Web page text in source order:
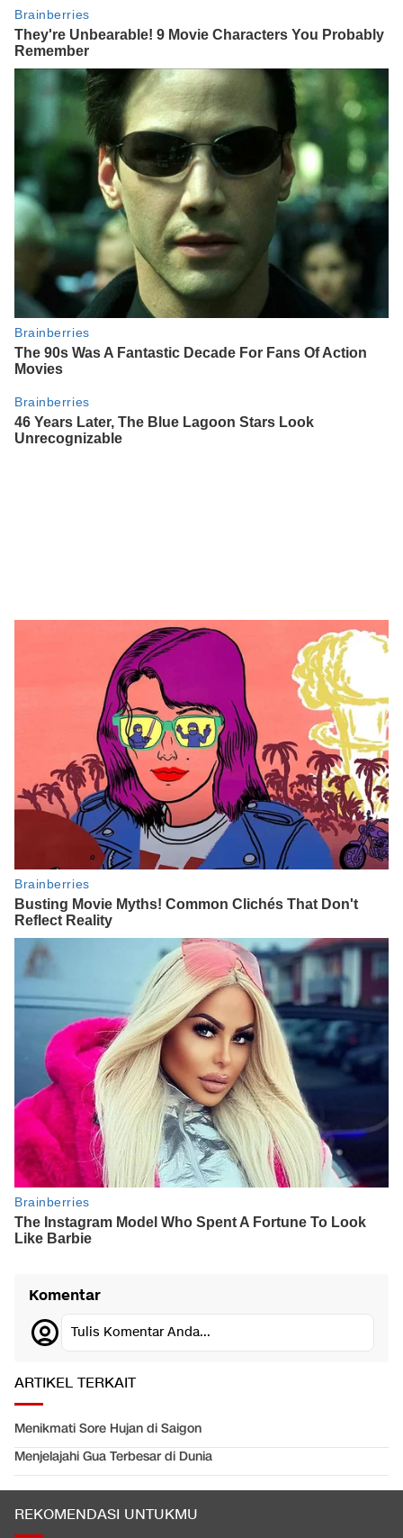
Komentar
Tulis Komentar Anda...
ARTIKEL TERKAIT
Menikmati Sore Hujan di Saigon
Menjelajahi Gua Terbesar di Dunia
REKOMENDASI UNTUKMU